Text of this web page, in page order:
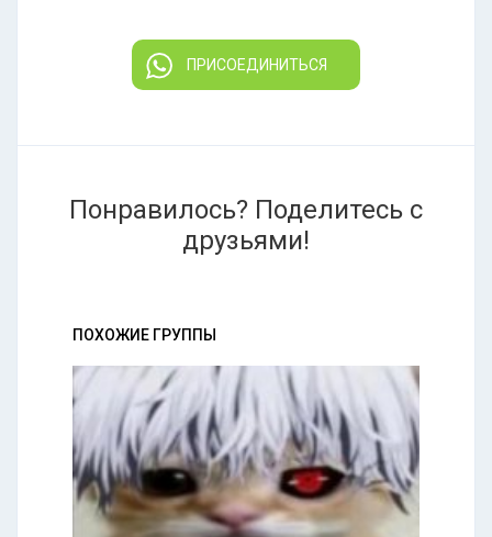
ПРИСОЕДИНИТЬСЯ
Понравилось? Поделитесь с
друзьями!
ПОХОЖИЕ ГРУППЫ